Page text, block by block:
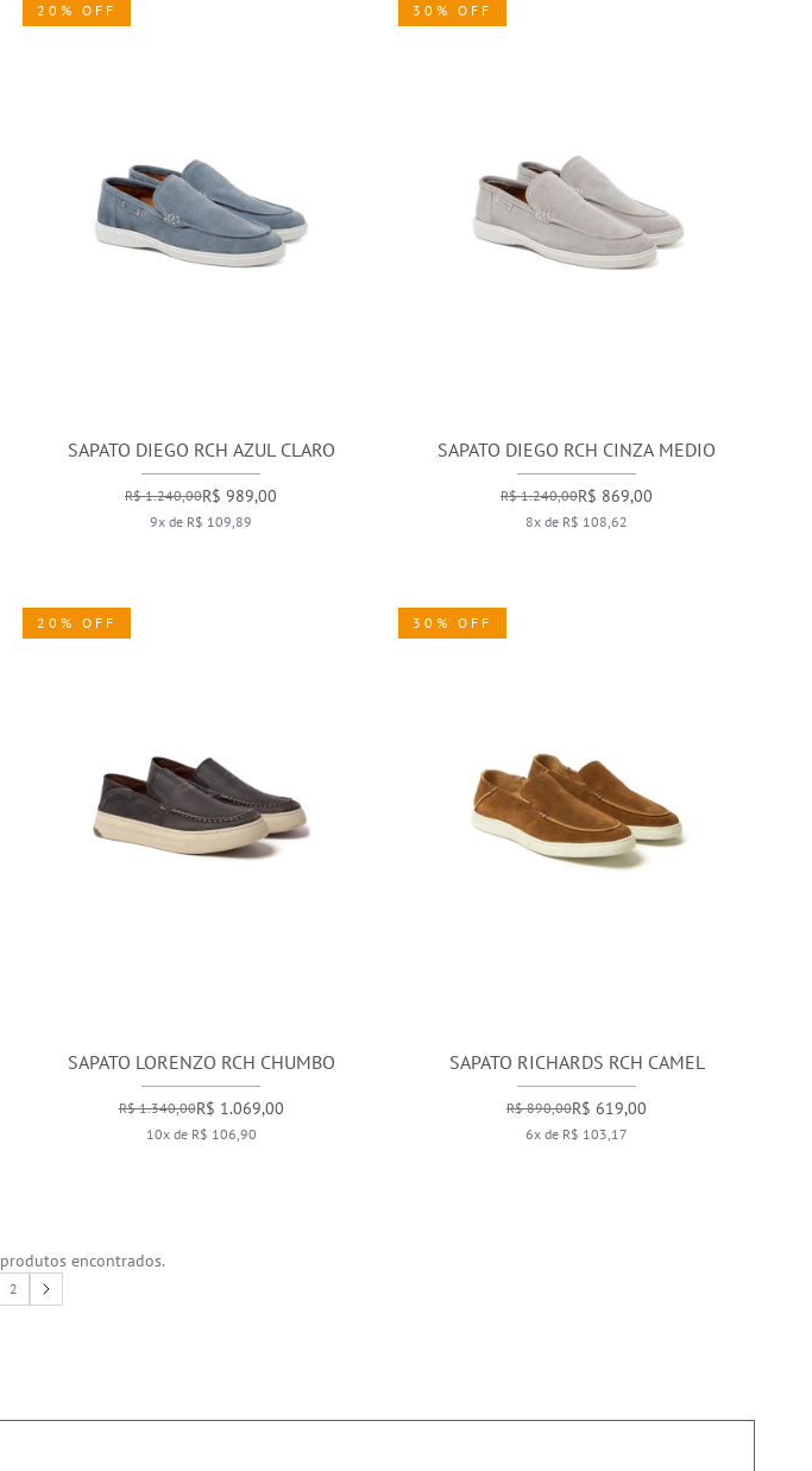
SAPATO DIEGO RCH AZUL CLARO
R$ 1.240,00R$ 989,00
9x de R$ 109,89
20% OFF
SAPATO DIEGO RCH CINZA MEDIO
R$ 1.240,00R$ 869,00
8x de R$ 108,62
30% OFF
SAPATO LORENZO RCH CHUMBO
R$ 1.340,00R$ 1.069,00
10x de R$ 106,90
20% OFF
SAPATO RICHARDS RCH CAMEL
R$ 890,00R$ 619,00
6x de R$ 103,17
30% OFF
produtos encontrados.
2